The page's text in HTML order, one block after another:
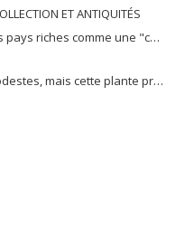
ET ANTIQUITÉS
est une graminée de la famille des poaceae cultivée pour ses graines dans certaines régions d'Afrique.
de nombreuses recettes traditionnelles africaines comme le couscous, la bouillie, les boulettes, les beignets et même le pain.